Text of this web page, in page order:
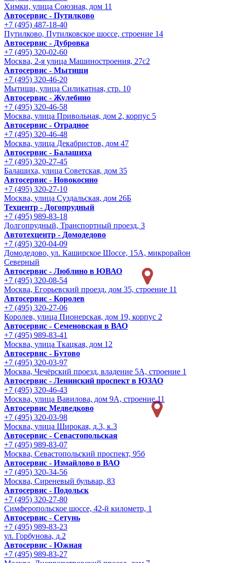
Химки, улица Союзная, дом 11
Автосервис - Путилково
+7 (495) 487-18-40
Путилково, Путилковское шоссе, строение 14
Автосервис - Дубровка
+7 (495) 320-02-60
Москва, 2-я улица Машиностроения, 27с2
Автосервис - Мытищи
+7 (495) 320-46-20
Мытищи, улица Силикатная, стр. 10
Автосервис - Жулебино
+7 (495) 320-46-58
Москва, улица Привольная, дом 2, корпус 5
Автосервис - Отрадное
+7 (495) 320-46-48
Москва, улица Декабристов, дом 47
Автосервис - Балашиха
+7 (495) 320-27-45
Балашиха, улица Советская, дом 35
Автосервис - Новокосино
+7 (495) 320-27-10
Москва, улица Суздальская, дом 26Б
Техцентр - Догопрудный
+7 (495) 989-83-18
Долгопрудный, Транспортный проезд, 3
Автотехцентр - Домодедово
+7 (495) 320-04-09
Домодедово, ул. Каширское Шоссе, 15А, микрорайон
Северный
Автосервис - Люблино в ЮВАО
+7 (495) 320-08-54
Москва, Егорьевский проезд, дом 35, строение 11
Автосервис - Королев
+7 (495) 320-27-06
Королев, улица Пионерская, дом 19, корпус 2
Автосервис - Семеновская в ВАО
+7 (495) 989-83-41
Москва, улица Ткацкая, дом 12
Автосервис - Бутово
+7 (495) 320-03-97
Москва, Чечёрский проезд, владение 5А, строение 1
Автосервис - Ленинский проспект в ЮЗАО
+7 (495) 320-46-43
Москва, улица Вавилова, дом 9A, строение 11
Автосервис Медведково
+7 (495) 320-03-98
Москва, улица Широкая, д.3, к.3
Автосервис - Cевастопольская
+7 (495) 989-83-07
Москва, Севастопольский проспект, 95б
Автосервис - Измайлово в ВАО
+7 (495) 320-34-56
Москва, Сиреневый бульвар, 83
Автосервис - Подольск
+7 (495) 320-27-80
Симферопольское шоссе, 42-й километр, 1
Автосервис - Сетунь
+7 (495) 989-83-23
ул. Горбунова, д.2
Автосервис - Южная
+7 (495) 989-83-27